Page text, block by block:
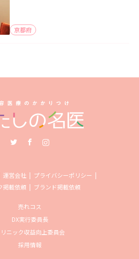
京都府
運営会社
プライバシーポリシー
掲載依頼
ブランド掲載依頼
売れコス
DX実行委員長
ニック収益向上委員会
採用情報